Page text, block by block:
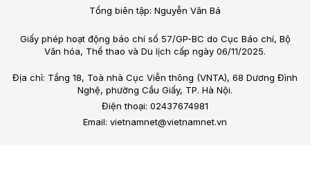
Tổng biên tập: Nguyễn Văn Bá
Giấy phép hoạt động báo chí số 57/GP-BC do Cục Báo chí, Bộ
Văn hóa, Thể thao và Du lịch cấp ngày 06/11/2025.
Địa chỉ: Tầng 18, Toà nhà Cục Viễn thông (VNTA), 68 Dương Đình
Nghệ, phường Cầu Giấy, TP. Hà Nội.
Điện thoại: 02437674981
Email: vietnamnet@vietnamnet.vn